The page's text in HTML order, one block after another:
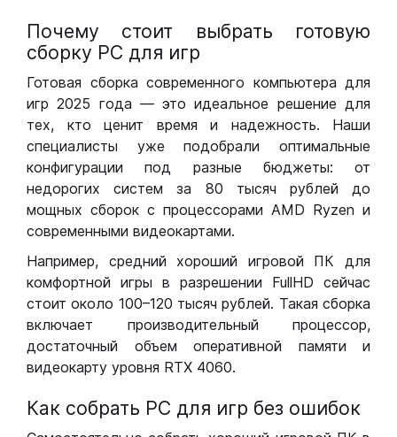
Почему стоит выбрать готовую
сборку РС для игр
Готовая сборка современного компьютера для
игр 2025 года — это идеальное решение для
тех, кто ценит время и надежность. Наши
специалисты уже подобрали оптимальные
конфигурации под разные бюджеты: от
недорогих систем за 80 тысяч рублей до
мощных сборок с процессорами AMD Ryzen и
современными видеокартами.
Например, средний хороший игровой ПК для
комфортной игры в разрешении FullHD сейчас
стоит около 100–120 тысяч рублей. Такая сборка
включает производительный процессор,
достаточный объем оперативной памяти и
видеокарту уровня RTX 4060.
Как собрать РС для игр без ошибок